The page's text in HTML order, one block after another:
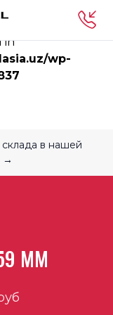
#1
in
wp-
в нашей
→
ММ